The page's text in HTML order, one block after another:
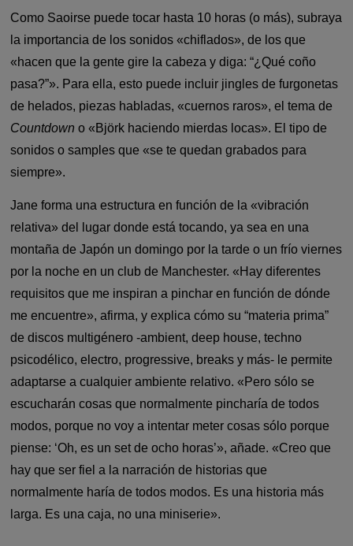
Como Saoirse puede tocar hasta 10 horas (o más), subraya
la importancia de los sonidos «chiflados», de los que
«hacen que la gente gire la cabeza y diga: “¿Qué coño
pasa?”». Para ella, esto puede incluir jingles de furgonetas
de helados, piezas habladas, «cuernos raros», el tema de
Countdown o «Björk haciendo mierdas locas». El tipo de
sonidos o samples que «se te quedan grabados para
siempre».
Jane forma una estructura en función de la «vibración
relativa» del lugar donde está tocando, ya sea en una
montaña de Japón un domingo por la tarde o un frío viernes
por la noche en un club de Manchester. «Hay diferentes
requisitos que me inspiran a pinchar en función de dónde
me encuentre», afirma, y explica cómo su “materia prima”
de discos multigénero -ambient, deep house, techno
psicodélico, electro, progressive, breaks y más- le permite
adaptarse a cualquier ambiente relativo. «Pero sólo se
escucharán cosas que normalmente pincharía de todos
modos, porque no voy a intentar meter cosas sólo porque
piense: ‘Oh, es un set de ocho horas’», añade. «Creo que
hay que ser fiel a la narración de historias que
normalmente haría de todos modos. Es una historia más
larga. Es una caja, no una miniserie».